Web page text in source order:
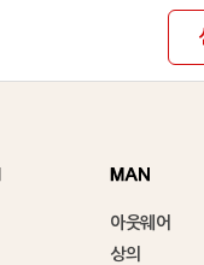
아웃웨어
상의